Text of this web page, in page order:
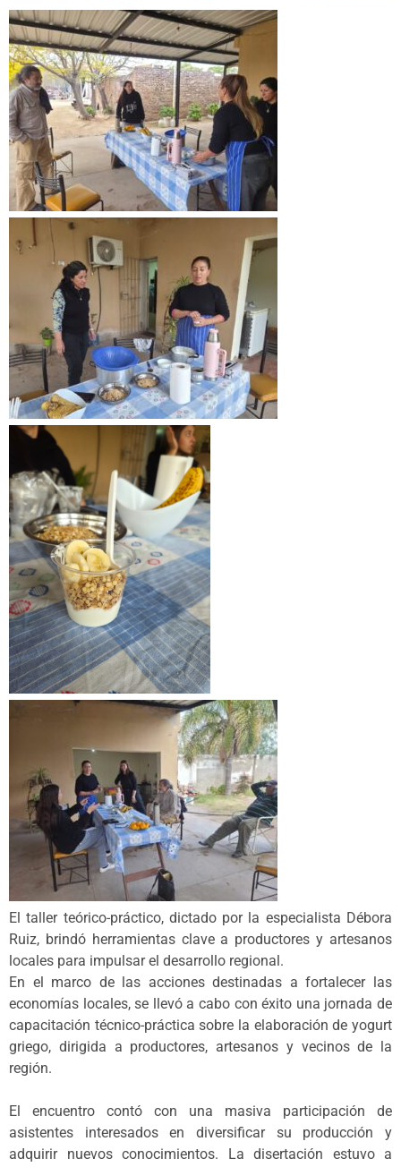
El taller teórico-práctico, dictado por la especialista Débora
Ruiz, brindó herramientas clave a productores y artesanos
locales para impulsar el desarrollo regional.
En el marco de las acciones destinadas a fortalecer las
economías locales, se llevó a cabo con éxito una jornada de
capacitación técnico-práctica sobre la elaboración de yogurt
griego, dirigida a productores, artesanos y vecinos de la
región.
El encuentro contó con una masiva participación de
asistentes interesados en diversificar su producción y
adquirir nuevos conocimientos. La disertación estuvo a